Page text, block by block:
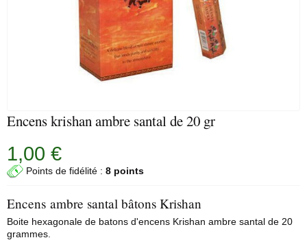
Encens krishan ambre santal de 20 gr
1,00 €
Points de fidélité : 8 points
Encens ambre santal bâtons Krishan
Boite hexagonale de batons d'encens Krishan ambre santal de 20
grammes.